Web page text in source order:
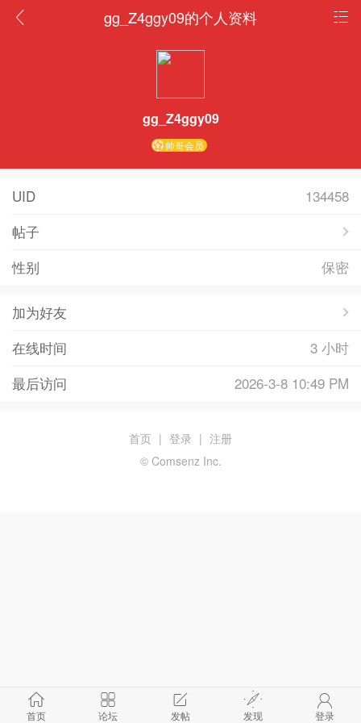
gg_Z4ggy09的个人资料
gg_Z4ggy09
帅哥会员
UID
134458
帖子
性别
保密
加为好友
在线时间
3 小时
最后访问
2026-3-8 10:49 PM
首页 论坛 发帖 发现 登录
首页 | 登录 | 注册
© Comsenz Inc.